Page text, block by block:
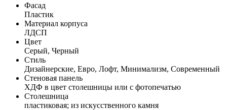
Фасад
Пластик
Материал корпуса
ЛДСП
Цвет
Серый, Черный
Стиль
Дизайнерские, Евро, Лофт, Минимализм, Современный
Стеновая панель
ХДФ в цвет столешницы или с фотопечатью
Столешница
пластиковая; из искусственного камня